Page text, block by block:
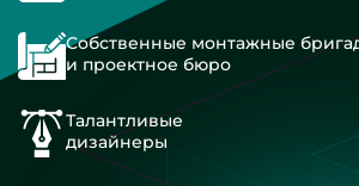
Собственные монтажные
и проектное бюро
Талантливые
дизайнеры